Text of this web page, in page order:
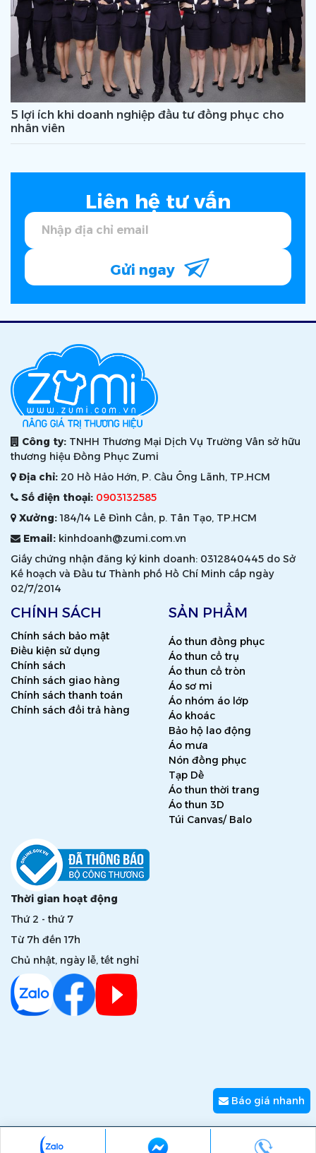
5 lợi ích khi doanh nghiệp đầu tư đồng phục cho
nhân viên
Liên hệ tư vấn
Gửi ngay
Công ty: TNHH Thương Mại Dịch Vụ Trường Vân sở hữu
thương hiệu Đồng Phục Zumi
Địa chỉ: 20 Hồ Hảo Hớn, P. Cầu Ông Lãnh, TP.HCM
Số điện thoại: 0903132585
Xưởng:184/14 Lê Đình Cẩn, p. Tân Tạo, TP.HCM
Email: kinhdoanh@zumi.com.vn
Giấy chứng nhận đăng ký kinh doanh: 0312840445 do Sở
Kế hoạch và Đầu tư Thành phố Hồ Chí Minh cấp ngày
02/7/2014
CHÍNH SÁCH
Chính sách bảo mật
Điều kiện sử dụng
Chính sách
Chính sách giao hàng
Chính sách thanh toán
Chính sách đổi trả hàng
SẢN PHẨM
Áo thun đồng phục
Áo thun cổ trụ
Áo thun cổ tròn
Áo sơ mi
Áo nhóm áo lớp
Áo khoác
Bảo hộ lao động
Áo mưa
Nón đồng phục
Tạp Dề
Áo thun thời trang
Áo thun 3D
Túi Canvas/ Balo
Thời gian hoạt động
Thứ 2 - thứ 7
Từ 7h đến 17h
Chủ nhật, ngày lễ, tết nghỉ
Copyright © 2026 zumi.com.vn - Giải pháp nâng tầm giá trị
Báo giá nhanh